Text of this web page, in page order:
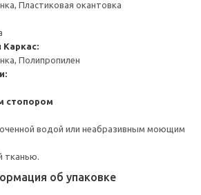
Пластиковая окантовка
Каркас:
Полипропилен
стопором
водой или неабразивным моющим
тканью.
об упаковке